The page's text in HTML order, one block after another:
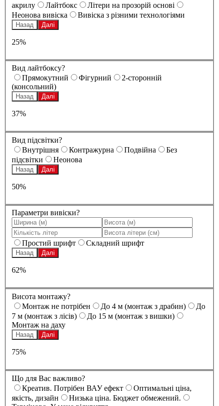
акрилу
Лайтбокс
Літери на прозорій основі
Неонова вивіска
Вивіска з різними технологіями
Назад Далі
25%
Вид лайтбоксу?
Прямокутний
Фігурний
2-сторонній
(консольний)
Назад Далі
37%
Вид підсвітки?
Внутрішня
Контражурна Подвійна
Без
підсвітки
Неонова
Назад Далі
50%
Параметри вивіски?
Простий шрифт Складний шрифт
Назад Далі
62%
Висота монтажу?
Монтаж не потрібен
До 4 м (монтаж з драбин)
До
7 м (монтаж з лісів)
До 15 м (монтаж з вишки)
Монтаж на даху
Назад Далі
75%
Що для Вас важливо?
Креатив. Потрібен ВАУ ефект
Оптимальні ціна,
якість, дизайн
Низька ціна. Бюджет обмежений.